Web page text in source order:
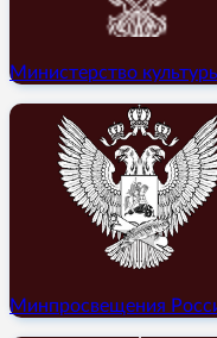
Министерство
Минпросвещения